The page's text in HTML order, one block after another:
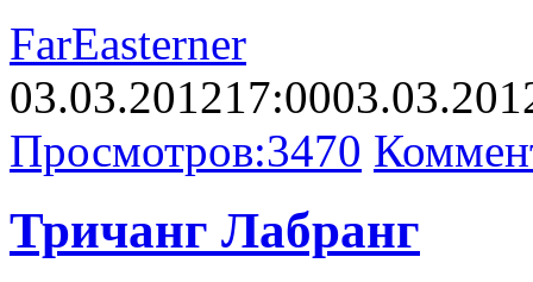
FarEasterner
03.03.201217:00
Просмотров:3470
Тричанг Лабранг